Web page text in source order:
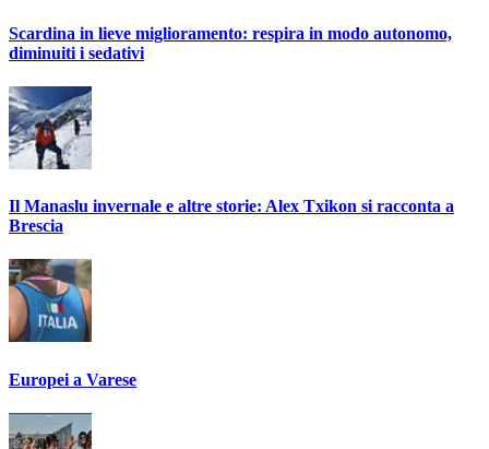
Scardina in lieve miglioramento: respira in modo autonomo,
diminuiti i sedativi
Il Manaslu invernale e altre storie: Alex Txikon si racconta a
Brescia
Europei a Varese